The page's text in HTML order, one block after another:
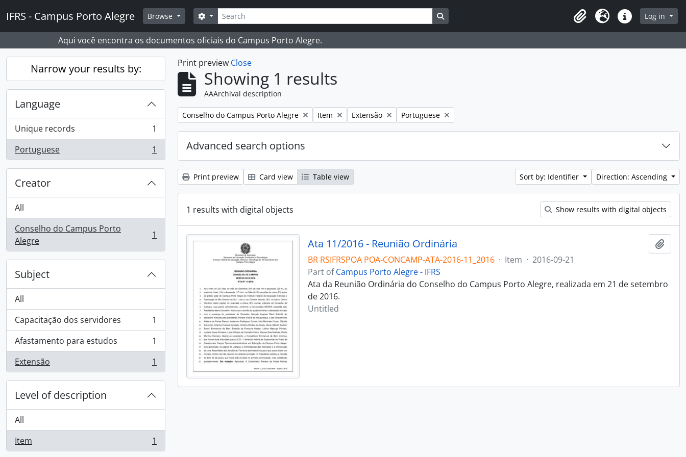
IFRS - Campus Porto Alegre Browse Search
Search options Search in browse page
ClipboardLanguageQuick linksLog in
Aqui você encontra os documentos oficiais do Campus Porto Alegre.
Narrow your results by:
Language
Unique records
, 1 results
1
Portuguese
, 1 results 1
Creator
All
Conselho do Campus Porto
Alegre
, 1 results 1
Subject
All
Capacitação dos servidores
, 1 results
1
Afastamento para estudos
, 1 results
1
Extensão
, 1 results 1
Level of description
All
Item
, 1 results 1
Print preview Close
Showing 1 results
AAArchival description
Remove filter:
Conselho do Campus Porto Alegre Remove filter:
Item Remove filter:
Extensão Remove filter:
Portuguese
Advanced search options
Print preview Card view Table view Sort by: Identifier Direction: Ascending
1 results with digital objects Show results with digital objects
Ata 11/2016 - Reunião Ordinária
BR RSIFRSPOA POA-CONCAMP-ATA-2016-11_2016 · Item · 2016-09-21
Part ofCampus Porto Alegre - IFRS
Ata da Reunião Ordinária do Conselho do Campus Porto Alegre, realizada em 21 de setembro
de 2016.
Untitled